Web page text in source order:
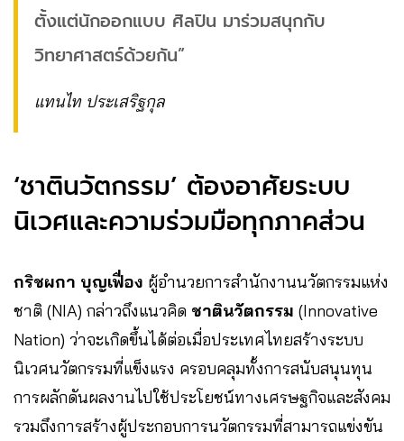
ตั้งแต่นักออกแบบ ศิลปิน มาร่วมสนุกกับ
วิทยาศาสตร์ด้วยกัน”
แทนไท ประเสริฐกุล
‘ชาตินวัตกรรม’ ต้องอาศัยระบบ
นิเวศและความร่วมมือทุกภาคส่วน
กริชผกา บุญเฟื่อง ผู้อำนวยการสำนักงานนวัตกรรมแห่ง
ชาติ (NIA) กล่าวถึงแนวคิด ชาตินวัตกรรม (Innovative
Nation) ว่าจะเกิดขึ้นได้ต่อเมื่อประเทศไทยสร้างระบบ
นิเวศนวัตกรรมที่แข็งแรง ครอบคลุมทั้งการสนับสนุนทุน
การผลักดันผลงานไปใช้ประโยชน์ทางเศรษฐกิจและสังคม
รวมถึงการสร้างผู้ประกอบการนวัตกรรมที่สามารถแข่งขัน